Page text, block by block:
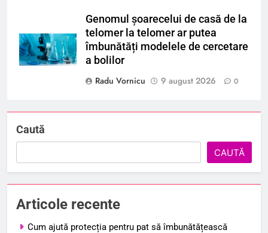
Genomul șoarecelui de casă de la
telomer la telomer ar putea
îmbunătăți modelele de cercetare
a bolilor
Radu Vornicu
9 august 2026 0
Caută
CAUTĂ
Articole recente
Cum ajută protecția pentru pat să îmbunătățească